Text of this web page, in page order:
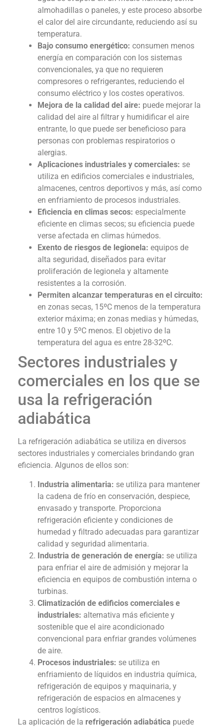
almohadillas o paneles, y este proceso absorbe
el calor del aire circundante, reduciendo así su
temperatura.
Bajo consumo energético: consumen menos
energía en comparación con los sistemas
convencionales, ya que no requieren
compresores o refrigerantes, reduciendo el
consumo eléctrico y los costes operativos.
Mejora de la calidad del aire: puede mejorar la
calidad del aire al filtrar y humidificar el aire
entrante, lo que puede ser beneficioso para
personas con problemas respiratorios o
alergias.
Aplicaciones industriales y comerciales: se
utiliza en edificios comerciales e industriales,
almacenes, centros deportivos y más, así como
en enfriamiento de procesos industriales.
Eficiencia en climas secos: especialmente
eficiente en climas secos; su eficiencia puede
verse afectada en climas húmedos.
Exento de riesgos de legionela: equipos de
alta seguridad, diseñados para evitar
proliferación de legionela y altamente
resistentes a la corrosión.
Permiten alcanzar temperaturas en el circuito:
en zonas secas, 15ºC menos de la temperatura
exterior máxima; en zonas medias y húmedas,
entre 10 y 5ºC menos. El objetivo de la
temperatura del agua es entre 28-32ºC.
Sectores industriales y
comerciales en los que se
usa la refrigeración
adiabática
La refrigeración adiabática se utiliza en diversos
sectores industriales y comerciales brindando gran
eficiencia. Algunos de ellos son:
Industria alimentaria: se utiliza para mantener
la cadena de frío en conservación, despiece,
envasado y transporte. Proporciona
refrigeración eficiente y condiciones de
humedad y filtrado adecuadas para garantizar
calidad y seguridad alimentaria.
Industria de generación de energía: se utiliza
para enfriar el aire de admisión y mejorar la
eficiencia en equipos de combustión interna o
turbinas.
Climatización de edificios comerciales e
industriales: alternativa más eficiente y
sostenible que el aire acondicionado
convencional para enfriar grandes volúmenes
de aire.
Procesos industriales: se utiliza en
enfriamiento de líquidos en industria química,
refrigeración de equipos y maquinaria, y
refrigeración de espacios en almacenes y
centros logísticos.
La aplicación de la refrigeración adiabática puede